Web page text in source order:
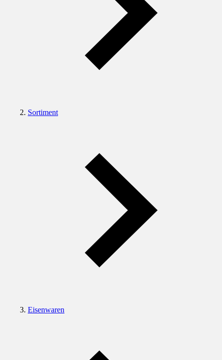
Sortiment
Eisenwaren